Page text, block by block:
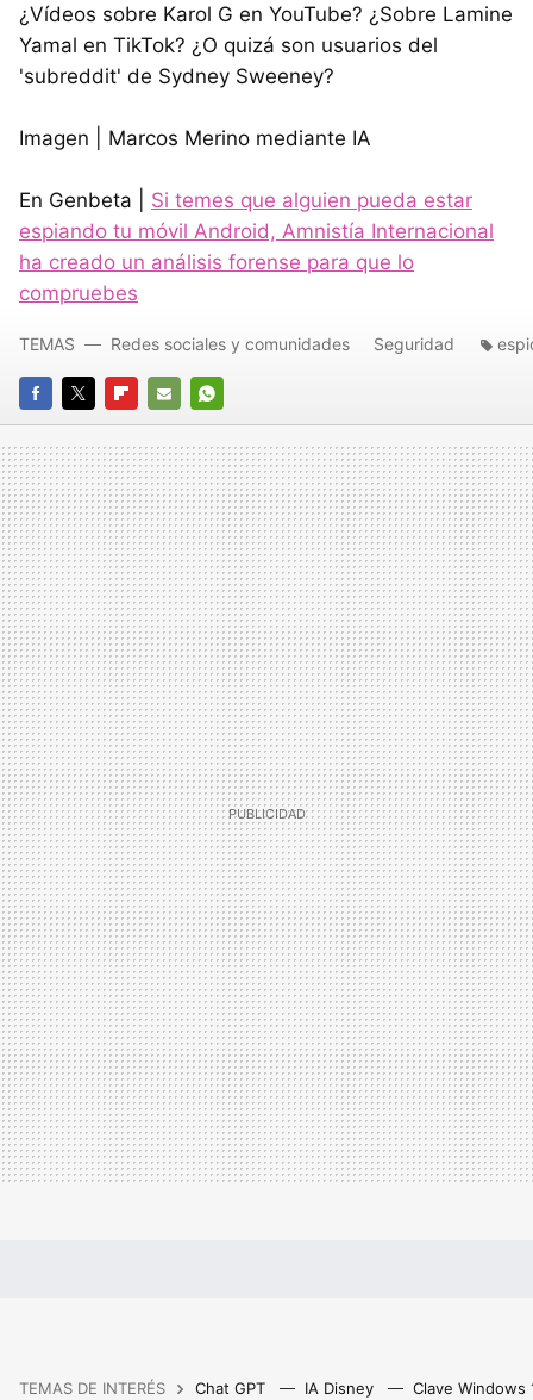
¿Vídeos sobre Karol G en YouTube? ¿Sobre Lamine
Yamal en TikTok? ¿O quizá son usuarios del
'subreddit' de Sydney Sweeney?
Imagen | Marcos Merino mediante IA
En Genbeta | Si temes que alguien pueda estar
espiando tu móvil Android, Amnistía Internacional
ha creado un análisis forense para que lo
compruebes
FACEBOOK
TWITTERFLIPBOARD
E-
MAIL
WHATSAPP
TEMAS Redes sociales y comunidades Seguridad
TEMAS DE INTERÉS Chat GPT IA Disney Clave Windows